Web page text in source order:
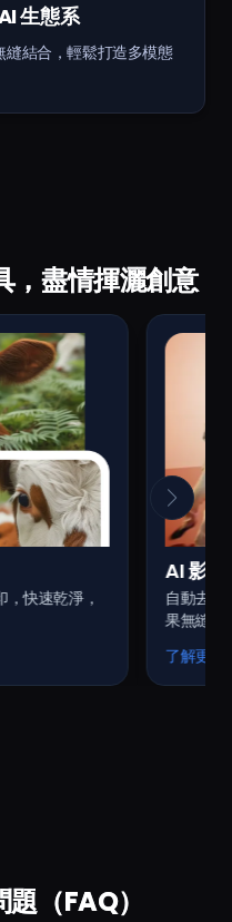
生態系
縫結合，輕鬆打造多模態
，盡情揮灑創意
快速乾淨，
AI 影
自動去除
果無縫且
了解更多
（FAQ）